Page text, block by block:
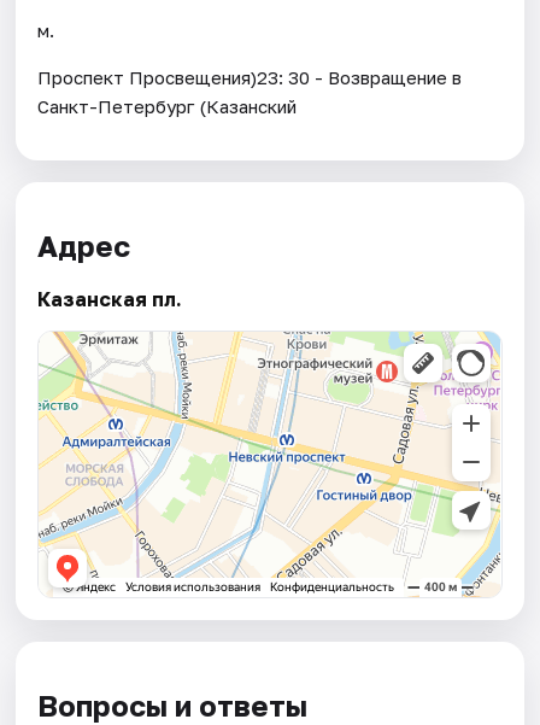
м.
Проспект Просвещения)23: 30 - Возвращение в
Санкт-Петербург (Казанский
Адрес
Казанская пл.
Вопросы и ответы